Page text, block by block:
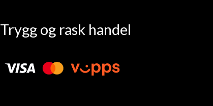
Trygg og rask handel